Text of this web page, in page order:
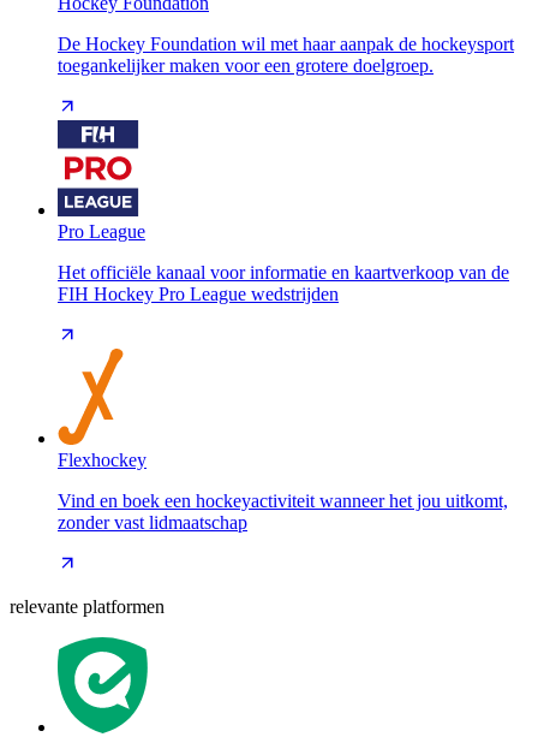
De Hockey Foundation wil met haar aanpak de hockeysport
toegankelijker maken voor een grotere doelgroep.
Pro League
Het officiële kanaal voor informatie en kaartverkoop van de
FIH Hockey Pro League wedstrijden
Flexhockey
Vind en boek een hockeyactiviteit wanneer het jou uitkomt,
zonder vast lidmaatschap
relevante platformen